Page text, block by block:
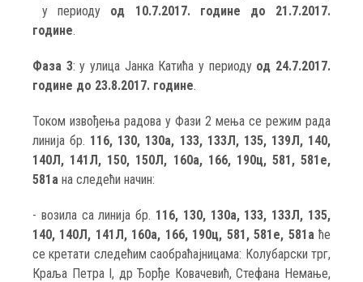
у периоду од 10.7.2017. године до 21.7.2017.
године.
Фаза 3: у улица Јанка Катића у периоду од 24.7.2017.
године до 23.8.2017. године.
Током извођења радова у Фази 2 мења се режим рада
линија бр. 116, 130, 130a, 133, 133Л, 135, 139Л, 140,
140Л, 141Л, 150, 150Л, 160a, 166, 190ц, 581, 581e,
581a на следећи начин:
- возила са линија бр. 116, 130, 130a, 133, 133Л, 135,
140, 140Л, 141Л, 160a, 166, 190ц, 581, 581e, 581a ће
се кретати следећим саобраћајницама: Колубарски трг,
Краља Петра I, др Ђорђе Ковачевић, Стефана Немање,